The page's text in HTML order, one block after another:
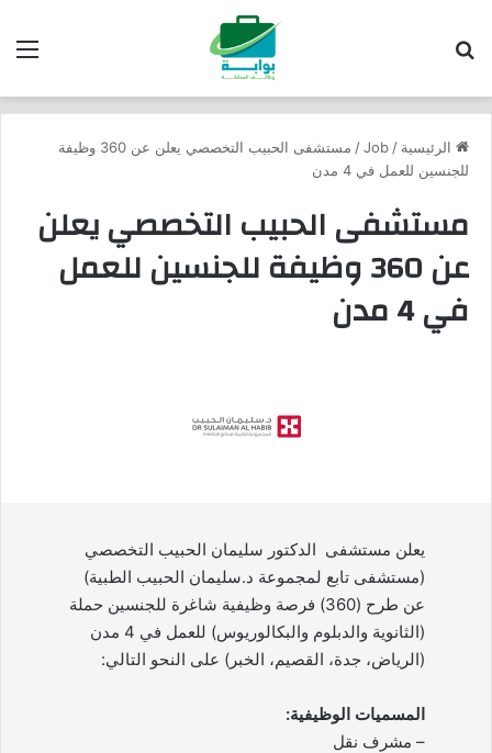
الرئيسية /
Job
/
مستشفى الحبيب التخصصي يعلن عن 360 وظيفة
للجنسين للعمل في 4 مدن
مستشفى الحبيب التخصصي يعلن
عن 360 وظيفة للجنسين للعمل
في 4 مدن
يعلن مستشفى الدكتور سليمان الحبيب التخصصي
(مستشفى تابع لمجموعة د.سليمان الحبيب الطبية)
عن طرح (360) فرصة وظيفية شاغرة للجنسين حملة
(الثانوية والدبلوم والبكالوريوس) للعمل في 4 مدن
(الرياض، جدة، القصيم، الخبر) على النحو التالي:
المسميات الوظيفية:
– مشرف نقل